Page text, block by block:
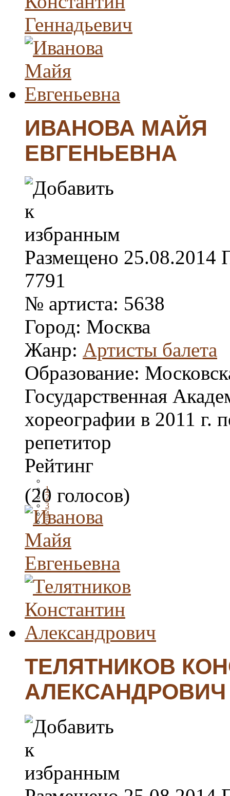
ИВАНОВА МАЙЯ
ЕВГЕНЬЕВНА
Размещено 25.08.2014
7791
№ артиста: 5638
Город: Москва
Жанр: Артисты балета
Образование:
Государственная
хореографии в 2011 г.
репетитор
Рейтинг
1
2
3
4
5
(20 голосов)
ТЕЛЯТНИКОВ
АЛЕКСАНДРОВИЧ